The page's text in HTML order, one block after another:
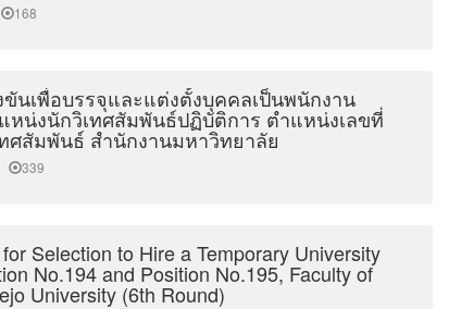
168
นเพื่อบรรจุและแต่งตั้งบุคคลเป็นพนักงาน
หน่งนักวิเทศสัมพันธ์ปฏิบัติการ ตำแหน่งเลขที่
ศสัมพันธ์ สำนักงานมหาวิทยาลัย
339
Selection to Hire a Temporary University
No.194 and Position No.195, Faculty of
University (6th Round)